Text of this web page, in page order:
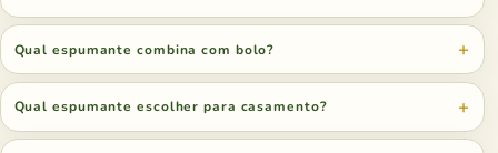
Qual espumante combina com bolo?
Qual espumante escolher para casamento?